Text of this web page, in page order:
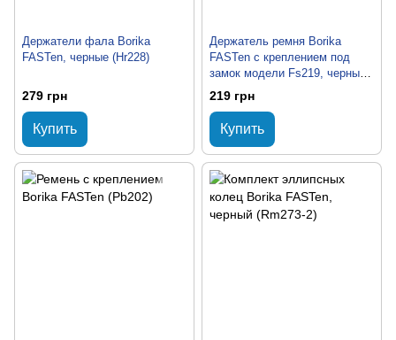
Держатели фала Borika
FASTen, черные (Hr228)
279 грн
Купить
Держатель ремня Borika
FASTen с креплением под
замок модели Fs219, черный
(Hb228)
219 грн
Купить